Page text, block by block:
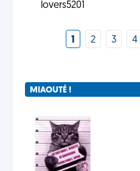
lovers5201
1 2 3 4
MIAOUTÉ !